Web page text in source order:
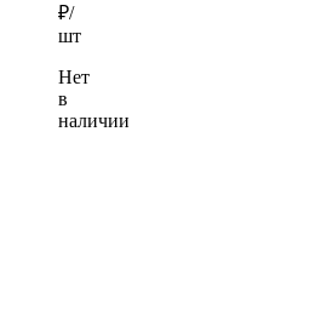
₽/
шт
Нет
в
наличии